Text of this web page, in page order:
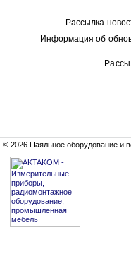
Рассылка
Информация об
© 2026 Паяльное оборудование и